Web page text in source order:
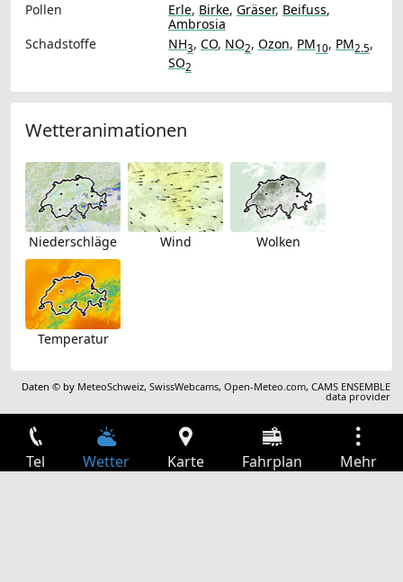
Pollen
Erle, Birke, Gräser, Beifuss,
Ambrosia
Schadstoffe
NH3, CO, NO2, Ozon, PM10, PM2.5,
SO2
Wetteranimationen
Niederschläge Wind Wolken
Temperatur
Daten © by MeteoSchweiz,SwissWebcams,Open-Meteo.com,CAMS ENSEMBLE
data provider
Tel Wetter Karte Fahrplan Mehr